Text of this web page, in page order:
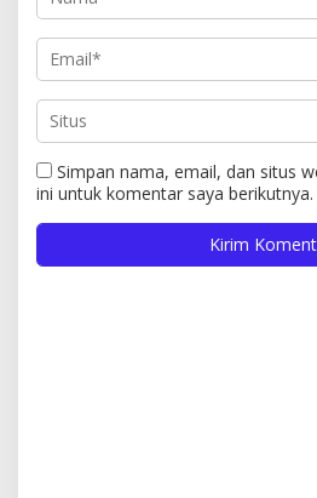
Simpan nama, email, dan situs
ini untuk komentar saya berikutnya.